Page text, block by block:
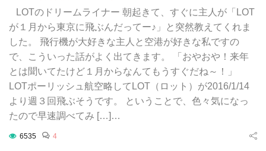
LOTのドリームライナー 朝起きて、すぐに主人が「LOT
が１月から東京に飛ぶんだってー♪」と突然教えてくれま
した。 飛行機が大好きな主人と空港が好きな私ですの
で、こういった話がよく出てきます。 「おやおや！来年
とは聞いてたけど１月からなんてもうすぐだね～！」
LOTポーリッシュ航空略してLOT（ロット）が2016/1/14
より週３回飛ぶそうです。 ということで、色々気になっ
たので早速調べてみ […]…
6535 4